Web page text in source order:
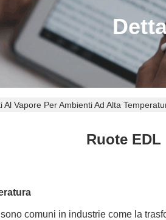
Al Vapore Per Ambienti Ad Alta
Ruote
comuni in industrie come la